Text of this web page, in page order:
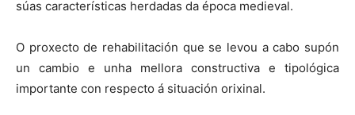
súas características herdadas da época medieval.
O proxecto de rehabilitación que se levou a cabo supón
un cambio e unha mellora constructiva e tipológica
importante con respecto á situación orixinal.